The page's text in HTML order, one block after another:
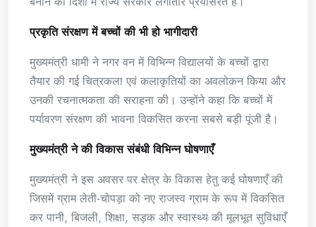
प्रकृति संरक्षण में बच्चों की भी हो भागीदारी
मुख्यमंत्री धामी ने नगर वन में विभिन्न विद्यालयों के बच्चों द्वारा
तैयार की गई चित्रकला एवं कलाकृतियों का अवलोकन किया और
उनकी रचनात्मकता की सराहना की। उन्होंने कहा कि बच्चों में
पर्यावरण संरक्षण की भावना विकसित करना सबसे बड़ी पूंजी है।
मुख्यमंत्री ने की विकास संबंधी विभिन्न घोषणाएँ
मुख्यमंत्री ने इस अवसर पर क्षेत्र के विकास हेतु कई घोषणाएँ की
जिसमें ग्राम लेती-चोपड़ा को नए राजस्व ग्राम के रूप में विकसित
कर पानी, बिजली, शिक्षा, सड़क और स्वास्थ्य की मूलभूत सुविधाएँ